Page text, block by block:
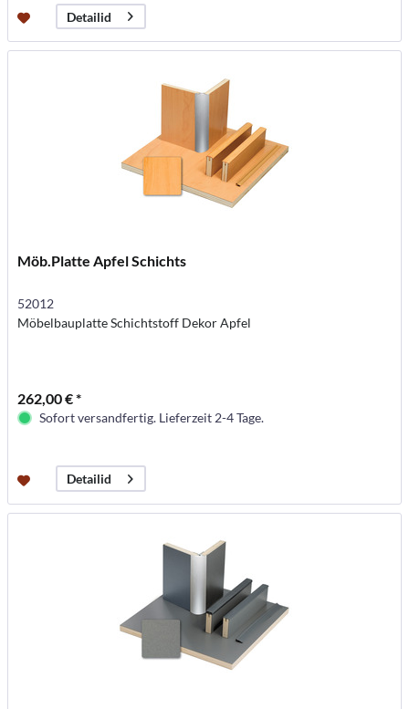
Detailid
Möb.Platte Apfel Schichts
52012
Möbelbauplatte Schichtstoff Dekor Apfel
262,00 € *
Sofort versandfertig. Lieferzeit 2-4 Tage.
Detailid